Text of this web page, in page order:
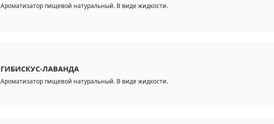
Ароматизатор пищевой натуральный. В виде жидкости.
ГИБИСКУС-ЛАВАНДА
Ароматизатор пищевой натуральный. В виде жидкости.